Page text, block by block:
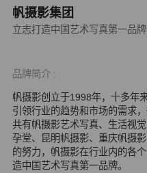
帆摄影集团
立志打造中国艺术写真第一品牌
品牌简介 :
帆摄影创立于1998年，十多年
引领行业的趋势和市场的需求
共有帆摄影艺术写真、生活视
孕堂、昆明帆摄影、重庆帆摄
的努力，帆摄影在行业内的各
造中国艺术写真第一品牌。